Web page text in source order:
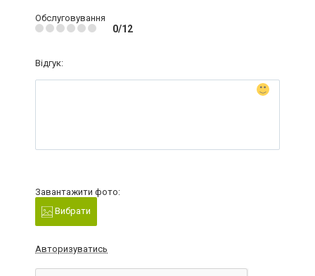
Обслуговування
0/12
Відгук:
Завантажити фото:
Вибрати
Авторизуватись